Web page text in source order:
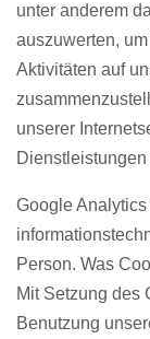
unter anderem
auszuwerten,
Aktivitäten auf
unserer
Google
Person. Was
Mit Setzung des
Benutzung